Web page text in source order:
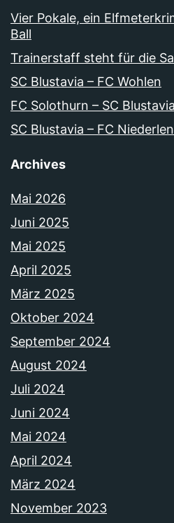
Vier Pokale, ein
Ball
Trainerstaff steht für die
SC Blustavia – FC Wohlen
FC Solothurn – SC Blustavia
SC Blustavia – FC
Archives
Mai 2026
Juni 2025
Mai 2025
April 2025
März 2025
Oktober 2024
September 2024
August 2024
Juli 2024
Juni 2024
Mai 2024
April 2024
März 2024
November 2023